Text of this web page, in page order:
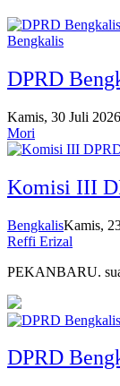
Bengkalis
DPRD
Kamis, 30 Juli 2026
Mori
Komisi III
BengkalisKamis,
Reffi Erizal
PEKANBARU.
DPRD